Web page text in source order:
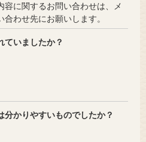
に関するお問い合わせは、メ
わせ先にお願いします。
ていましたか？
かりやすいものでしたか？